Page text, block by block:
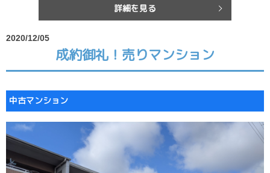
詳細を見る
2020/12/05
成約御礼！売りマンション
中古マンション